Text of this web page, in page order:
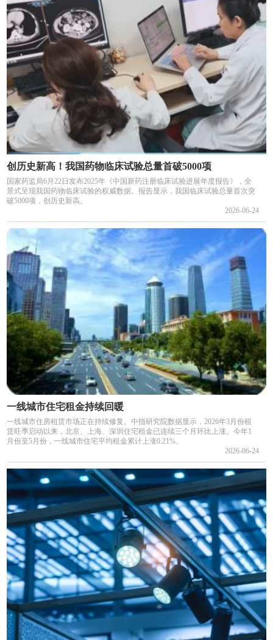
创历史新高！我国药物临床试验总量首破5000项
国家药监局6月22日发布2025年《中国新药注册临床试验进展年度报告》，全
景式呈现我国药物临床试验的权威数据。报告显示，我国临床试验总量首次突
破5000项，创历史新高。
2026-06-24
一线城市住宅租金持续回暖
一线城市住房租赁市场正在持续修复。中指研究院数据显示，2026年3月份租
赁旺季启动以来，北京、上海、深圳住宅租金已连续三个月环比上涨。今年1
月份至5月份，一线城市住宅平均租金累计上涨0.21%。
2026-06-24